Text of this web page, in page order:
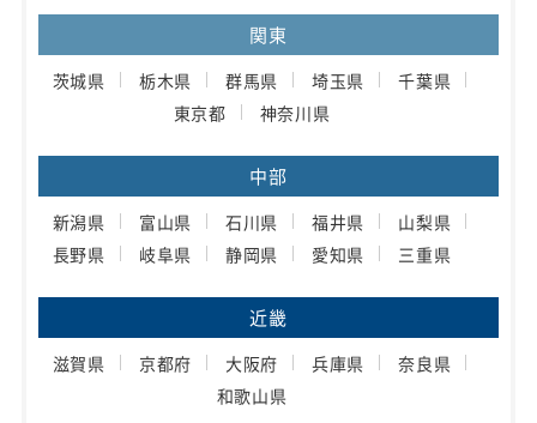
関東
茨城県 栃木県 群馬県 埼玉県
千葉県
東京都
神奈川県
中部
新潟県 富山県 石川県 福井県
山梨県
長野県
岐阜県 静岡県 愛知県 三重県
近畿
滋賀県 京都府 大阪府 兵庫県
奈良県
和歌山県